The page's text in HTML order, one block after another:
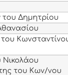
του Δημητρίου
Νικολάου
του Κων/νου